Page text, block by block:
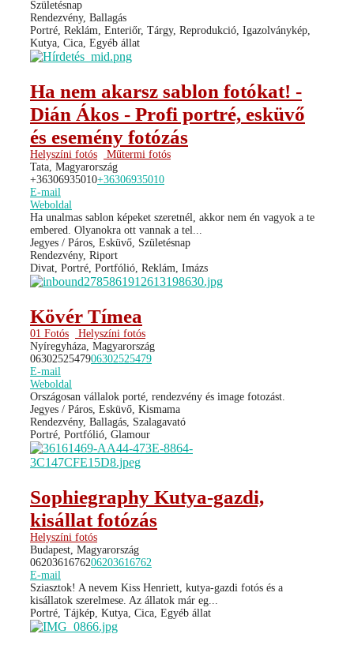
Születésnap
Rendezvény, Ballagás
Portré, Reklám, Enteriőr, Tárgy, Reprodukció, Igazolványkép,
Kutya, Cica, Egyéb állat
Ha nem akarsz sablon fotókat! -
Dián Ákos - Profi portré, esküvő
és esemény fotózás
Helyszíni fotós
Műtermi fotós
Tata, Magyarország
+36306935010+36306935010
E-mail
Weboldal
Ha unalmas sablon képeket szeretnél, akkor nem én vagyok a te
embered. Olyanokra ott vannak a tel...
Jegyes / Páros, Esküvő, Születésnap
Rendezvény, Riport
Divat, Portré, Portfólió, Reklám, Imázs
Kövér Tímea
01 Fotós
Helyszíni fotós
Nyíregyháza, Magyarország
0630252547906302525479
E-mail
Weboldal
Országosan vállalok porté, rendezvény és image fotozást.
Jegyes / Páros, Esküvő, Kismama
Rendezvény, Ballagás, Szalagavató
Portré, Portfólió, Glamour
Sophiegraphy Kutya-gazdi,
kisállat fotózás
Helyszíni fotós
Budapest, Magyarország
0620361676206203616762
E-mail
Sziasztok! A nevem Kiss Henriett, kutya-gazdi fotós és a
kisállatok szerelmese. Az állatok már eg...
Portré, Tájkép, Kutya, Cica, Egyéb állat